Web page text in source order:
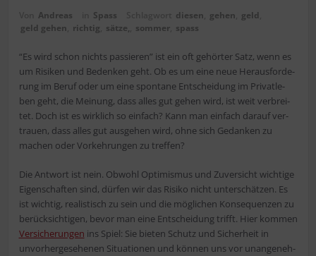
Andreas Spass die­sen gehen geld
geld gehen richtig sät­ze, sommer, spass
“Es wird schon nichts pas­sie­ren” ist ein oft gehör­ter Satz, wenn es
um Risi­ken und Beden­ken geht. Ob es um eine neue Her­aus­for­de­
rung im Beruf oder um eine spon­ta­ne Ent­schei­dung im Pri­vat­le­
ben geht, die Mei­nung, dass alles gut gehen wird, ist weit ver­brei­
tet. Doch ist es wirk­lich so ein­fach? Kann man ein­fach dar­auf ver­
trau­en, dass alles gut aus­ge­hen wird, ohne sich Gedan­ken zu
machen oder Vor­keh­run­gen zu treffen?
Die Ant­wort ist nein. Obwohl Opti­mis­mus und Zuver­sicht wich­ti­ge
Eigen­schaf­ten sind, dür­fen wir das Risi­ko nicht unter­schät­zen. Es
ist wich­tig, rea­lis­tisch zu sein und die mög­li­chen Kon­se­quen­zen zu
berück­sich­ti­gen, bevor man eine Ent­schei­dung trifft. Hier kom­men
Ver­si­che­run­gen ins Spiel: Sie bie­ten Schutz und Sicher­heit in
unvor­her­ge­se­he­nen Situa­tio­nen und kön­nen uns vor unan­ge­neh­